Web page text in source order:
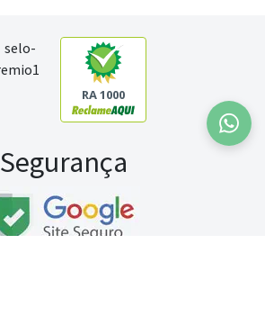
RA 1000
Segurança